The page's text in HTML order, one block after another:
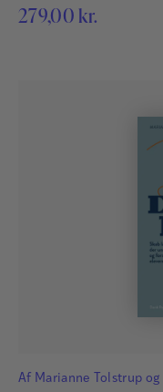
279,00 kr.
Af Marianne Tolstrup og